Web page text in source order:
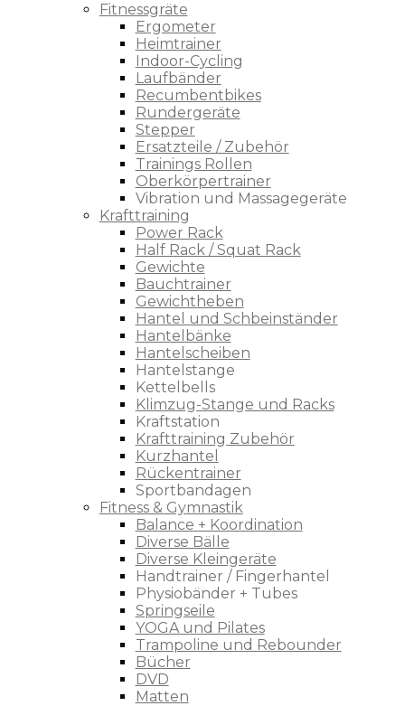
Fitnessgräte
Ergometer
Heimtrainer
Indoor-Cycling
Laufbänder
Recumbentbikes
Rundergeräte
Stepper
Ersatzteile / Zubehör
Trainings Rollen
Oberkörpertrainer
Vibration und Massagegeräte
Krafttraining
Power Rack
Half Rack / Squat Rack
Gewichte
Bauchtrainer
Gewichtheben
Hantel und Schbeinständer
Hantelbänke
Hantelscheiben
Hantelstange
Kettelbells
Klimzug-Stange und Racks
Kraftstation
Krafttraining Zubehör
Kurzhantel
Rückentrainer
Sportbandagen
Fitness & Gymnastik
Balance + Koordination
Diverse Bälle
Diverse Kleingeräte
Handtrainer / Fingerhantel
Physiobänder + Tubes
Springseile
YOGA und Pilates
Trampoline und Rebounder
Bücher
DVD
Matten